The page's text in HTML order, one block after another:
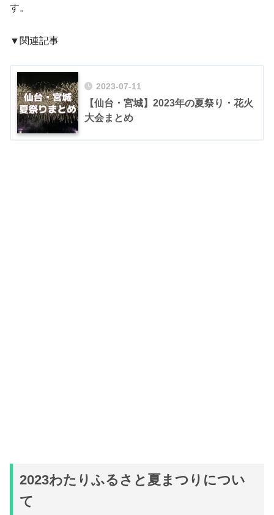
す。
▼関連記事
2023-07-11
【仙台・宮城】2023年の夏祭り・花火
大会まとめ
2023わたりふるさと夏まつりについ
て